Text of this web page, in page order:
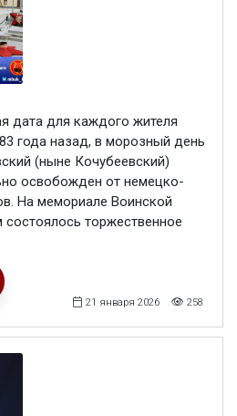
дата для каждого жителя
года назад, в морозный день
(ныне Кочубеевский)
освобожден от немецко-
На мемориале Воинской
торжественное
21 января 2026 258